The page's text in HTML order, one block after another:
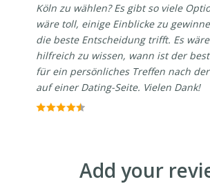
Köln zu wählen? Es gibt so viele
wäre toll, einige Einblicke zu
die beste Entscheidung trifft. Es
hilfreich zu wissen, wann ist der
für ein persönliches Treffen nach
auf einer Dating-Seite. Vielen Dank!
Add your